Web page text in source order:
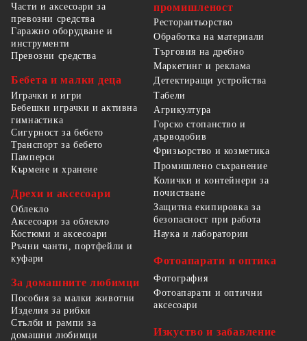
Части и аксесоари за
превозни средства
Гаражно оборудване и
инструменти
Превозни средства
Бебета и малки деца
Играчки и игри
Бебешки играчки и активна
гимнастика
Сигурност за бебето
Транспорт за бебето
Памперси
Кърмене и хранене
Дрехи и аксесоари
Облекло
Аксесоари за облекло
Костюми и аксесоари
Ръчни чанти, портфейли и
куфари
За домашните любимци
Пособия за малки животни
Изделия за рибки
Стълби и рампи за
домашни любимци
промишленост
Ресторантьорство
Обработка на материали
Търговия на дребно
Маркетинг и реклама
Детектиращи устройства
Табели
Агрикултура
Горско стопанство и
дърводобив
Фризьорство и козметика
Промишлено съхранение
Колички и контейнери за
почистване
Защитна екипировка за
безопасност при работа
Наука и лаборатории
Фотоапарати и оптика
Фотография
Фотоапарати и оптични
аксесоари
Изкуство и забавление